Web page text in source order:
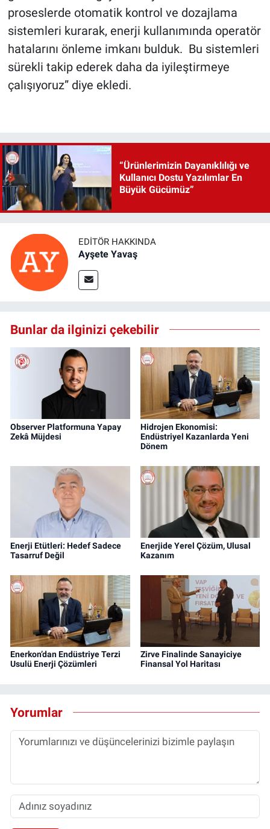
proseslerde otomatik kontrol ve dozajlama
sistemleri kurarak, enerji kullanımında operatör
hatalarını önleme imkanı bulduk. Bu sistemleri
sürekli takip ederek daha da iyileştirmeye
çalışıyoruz” diye ekledi.
“Ürünlerimizin Dayanıklılığı ve
Kullanıcı Dostu Yazılımlar En
Büyük Gücümüz”
EDITÖR HAKKINDA
Ayşete Yavaş
Bunlar da ilginizi çekebilir
Observer Platformuna Yapay
Zekâ Müjdesi
Hidrojen Ekonomisi:
Endüstriyel Kazanlarda Yeni
Dönem
Enerji Etütleri: Hedef Sadece
Tasarruf Değil
Enerjide Yerel Çözüm, Ulusal
Kazanım
Enerkon’dan Endüstriye Terzi
Usulü Enerji Çözümleri
Zirve Finalinde Sanayiciye
Finansal Yol Haritası
Yorumlar